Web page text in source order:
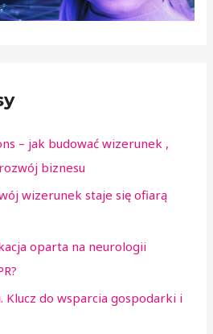
– jak budować wizerunek ,
biznesu
wizerunek staje się ofiarą
oparta na neurologii
Klucz do wsparcia gospodarki i